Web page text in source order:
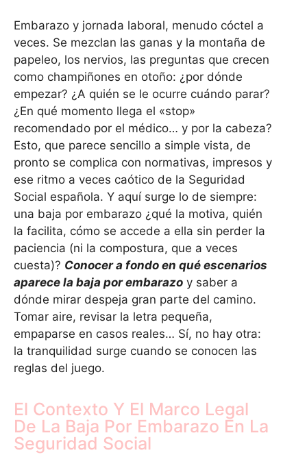
Embarazo y jornada laboral, menudo cóctel a
veces. Se mezclan las ganas y la montaña de
papeleo, los nervios, las preguntas que crecen
como champiñones en otoño: ¿por dónde
empezar? ¿A quién se le ocurre cuándo parar?
¿En qué momento llega el «stop»
recomendado por el médico… y por la cabeza?
Esto, que parece sencillo a simple vista, de
pronto se complica con normativas, impresos y
ese ritmo a veces caótico de la Seguridad
Social española. Y aquí surge lo de siempre:
una baja por embarazo ¿qué la motiva, quién
la facilita, cómo se accede a ella sin perder la
paciencia (ni la compostura, que a veces
cuesta)? Conocer a fondo en qué escenarios
aparece la baja por embarazo y saber a
dónde mirar despeja gran parte del camino.
Tomar aire, revisar la letra pequeña,
empaparse en casos reales… Sí, no hay otra:
la tranquilidad surge cuando se conocen las
reglas del juego.
El Contexto Y El Marco Legal
De La Baja Por Embarazo En La
Seguridad Social